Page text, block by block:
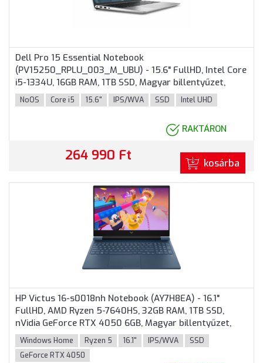
Dell Pro 15 Essential Notebook
(PV15250_RPLU_003_M_UBU) - 15.6" FullHD, Intel Core
i5-1334U, 16GB RAM, 1TB SSD, Magyar billentyűzet,
Operációs rendszer nélkül, 3 év garancia, Platinaezüst
színben
NoOS Core i5 15.6" IPS/WVA SSD Intel UHD
RAKTÁRON
264 990 Ft kosárba
HP Victus 16-s0018nh Notebook (AY7H8EA) - 16.1"
FullHD, AMD Ryzen 5-7640HS, 32GB RAM, 1TB SSD,
nVidia GeForce RTX 4050 6GB, Magyar billentyűzet,
Windows 11 Home, 3 év garancia, Kék színben
Windows Home Ryzen 5 16.1" IPS/WVA
SSD
GeForce RTX 4050